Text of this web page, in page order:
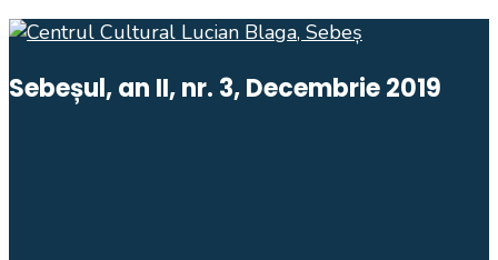
Sebeșul, an II, nr. 3, Decembrie 2019